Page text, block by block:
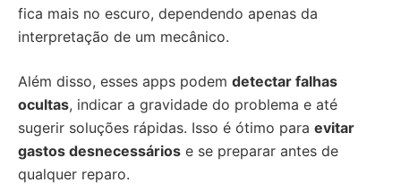
fica mais no escuro, dependendo apenas da
interpretação de um mecânico.
Além disso, esses apps podem detectar falhas
ocultas, indicar a gravidade do problema e até
sugerir soluções rápidas. Isso é ótimo para evitar
gastos desnecessários e se preparar antes de
qualquer reparo.